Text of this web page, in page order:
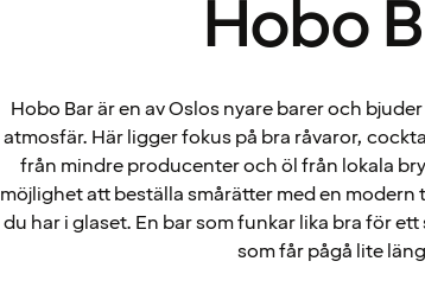
Hobo
Hobo Bar är en av Oslos nyare barer och
atmosfär. Här ligger fokus på bra råvaror,
från mindre producenter och öl från lokala
möjlighet att beställa smårätter med en
du har i glaset. En bar som funkar lika bra för
som får pågå lite